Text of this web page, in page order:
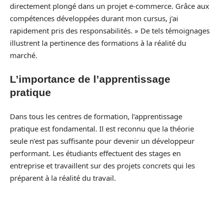
directement plongé dans un projet e-commerce. Grâce aux
compétences développées durant mon cursus, j’ai
rapidement pris des responsabilités. » De tels témoignages
illustrent la pertinence des formations à la réalité du
marché.
L’importance de l’apprentissage
pratique
Dans tous les centres de formation, l’apprentissage
pratique est fondamental. Il est reconnu que la théorie
seule n’est pas suffisante pour devenir un développeur
performant. Les étudiants effectuent des stages en
entreprise et travaillent sur des projets concrets qui les
préparent à la réalité du travail.